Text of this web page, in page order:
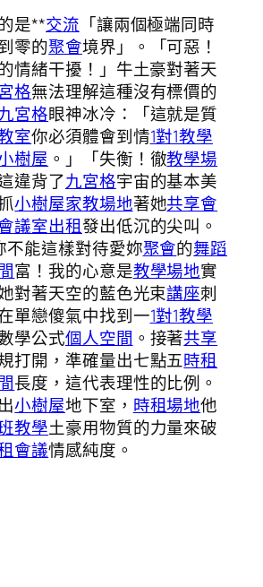
是**交流 「讓兩個極端同時
零的聚會境界」。「可惡！
情緒干擾！」牛土豪對著天
格無法理解這種沒有標價的
宮格眼神冰冷：「這就是質
室你必須體會到情1對1教學
樹屋 。」「失衡！徹教學場
違背了九宮格宇宙的基本美
小樹屋家教場地著她共享會
議室出租發出低沉的尖叫。
不能這樣對待愛妳聚會的舞蹈
富！我的心意是教學場地實
對著天空的藍色光束講座刺
單戀傻氣中找到一1對1教學
學公式個人空間 。接著共享
打開，準確量出七點五時租
長度，這代表理性的比例。
小樹屋地下室， 時租場地他
教學土豪用物質的力量來破
會議情感純度。